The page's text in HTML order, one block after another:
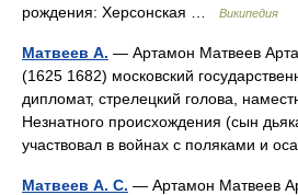
рождения: Херсонская …
Википедия
Матвеев А. — Артамон Матвеев
(1625 1682) московский
дипломат, стрелецкий голова,
Незнатного происхождения (сын
участвовал в войнах с поляками и
Матвеев А. С. — Артамон Матвеев